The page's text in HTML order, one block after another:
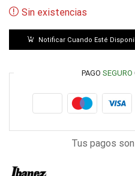
Sin existencias
Notificar Cuando Esté
PAGO SEGURO
Tus pagos son